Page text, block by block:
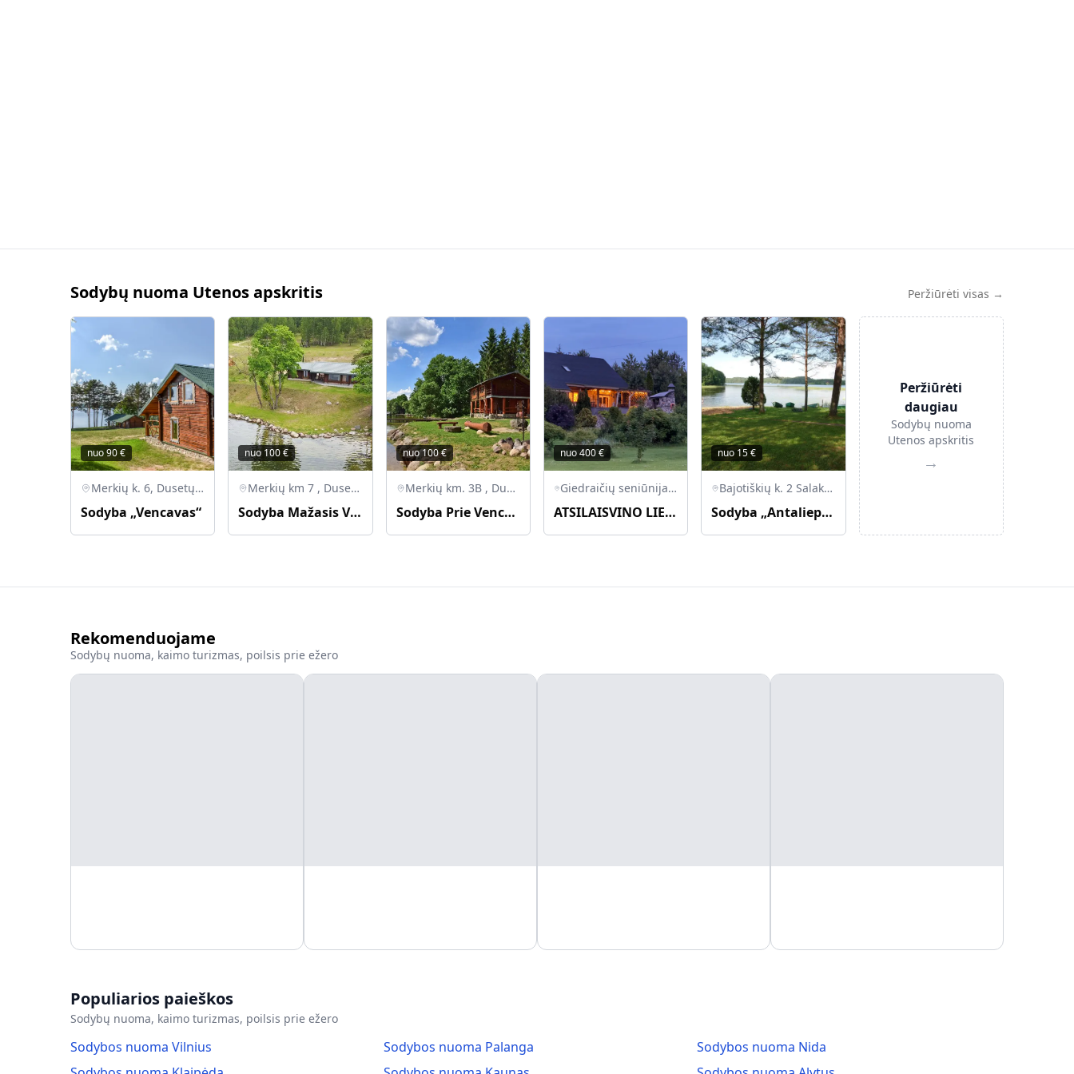
Sodybų nuoma Utenos apskritis Peržiūrėti visas →
nuo90€
Merkių k. 6, Dusetų sen., Zarasų r.
Sodyba „Vencavas“
nuo100€
Merkių km 7 , Dusetų sen. Zarasų r.
Sodyba Mažasis Vencavas
nuo100€
Merkių km. 3B , Dusetų sen, Zarasų r.
Sodyba Prie Vencavo
nuo400€
Giedraičių seniūnija, Molėtų rajono savivaldybė, Lietuva
ATSILAISVINO LIEPOS 17-19 D.
nuo 15€
Bajotiškių k. 2 Salako sen., LT-32210 Zarasų r.
Sodyba „Antalieptės Marios“
Peržiūrėti
daugiau
Sodybų nuoma
Utenos apskritis
→
Rekomenduojame
Sodybų nuoma, kaimo turizmas, poilsis prie ežero
Populiarios paieškos
Sodybų nuoma, kaimo turizmas, poilsis prie ežero
Sodybos nuoma Vilnius Sodybos nuoma Palanga
Sodybos nuoma Nida